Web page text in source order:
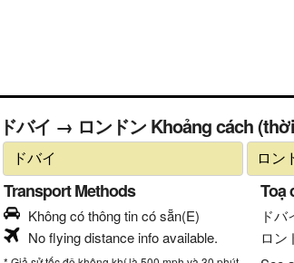
ドバイ → ロンドン Khoảng cách
Transport Methods
Không có thông tin có sẵn(E)
No flying distance info available.
Toạ
ドバ
ロン